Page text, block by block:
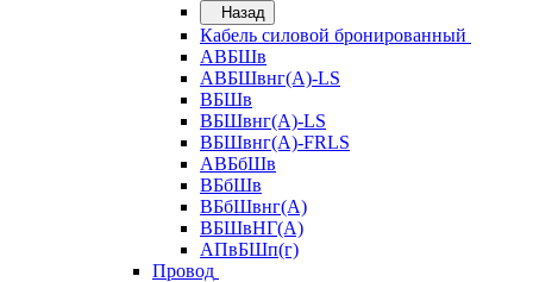
Назад
Кабель силовой бронированный
АВБШв
АВБШвнг(А)-LS
ВБШв
ВБШвнг(А)-LS
ВБШвнг(А)-FRLS
АВБбШв
ВБбШв
ВБбШвнг(А)
ВБШвНГ(А)
АПвБШп(г)
Провод